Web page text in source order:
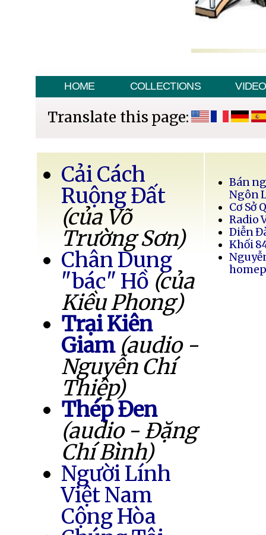
HOME COLLECTIONS VIDEO
Translate this page:
Cải Cách
Ruộng Đất
(của Võ
Trường Sơn)
Chân Dung
"bác" Hồ (của
Kiều Phong)
Trại Kiên
Giam (audio -
Nguyễn Chí
Thiệp)
Thép Đen
(audio - Đặng
Chí Bình)
Người Lính
Việt Nam
Cộng Hòa
Bán
Ngôn
Cơ Sở
Radio
Diễn
Khối